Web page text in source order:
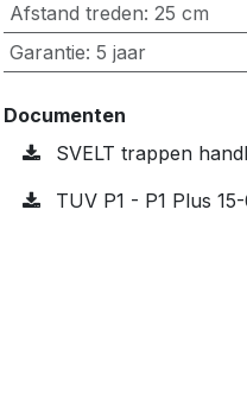
Afstand treden: 25 cm
Garantie: 5 jaar
Documenten
SVELT trappen
TUV P1 - P1 Plus